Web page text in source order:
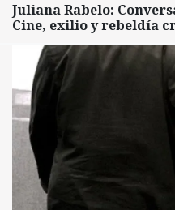
Juliana Rabelo:
Cine, exilio y rebeldía